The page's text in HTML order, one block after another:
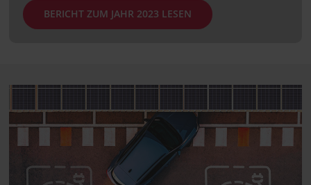
BERICHT ZUM JAHR 2023 LESEN